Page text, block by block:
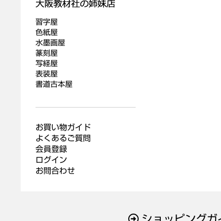
習字屋
色紙屋
水墨画屋
篆刻屋
写経屋
表装屋
書道古本屋
お買い物ガイド
よくあるご質問
会員登録
ログイン
お問合わせ